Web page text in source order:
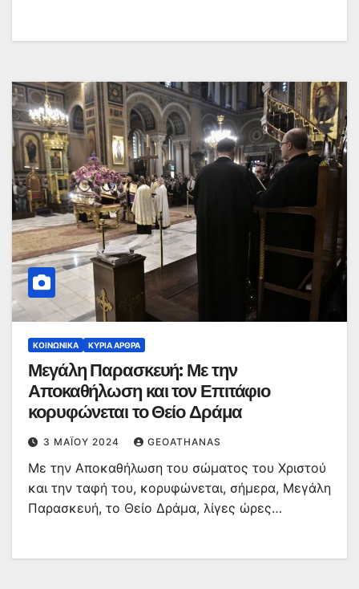
ΚΟΙΝΩΝΙΚΆ ΚΥΡΙΑ ΑΡΘΡΑ
Μεγάλη Παρασκευή: Με την
Αποκαθήλωση και τον Επιτάφιο
κορυφώνεται το Θείο Δράμα
3 ΜΑΪ́ΟΥ 2024 GEOATHANAS
Με την Αποκαθήλωση του σώματος του Χριστού
και την ταφή του, κορυφώνεται, σήμερα, Μεγάλη
Παρασκευή, το Θείο Δράμα, λίγες ώρες…